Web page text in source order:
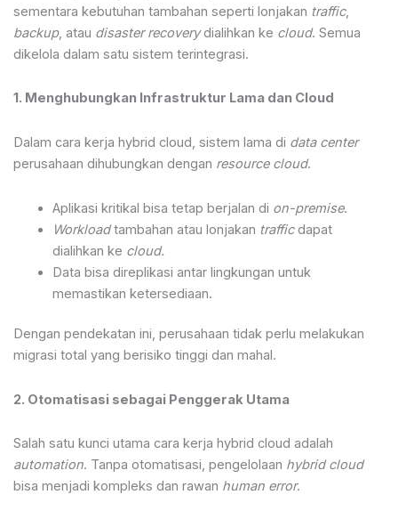
sementara kebutuhan tambahan seperti lonjakan traffic,
backup, atau disaster recoverydialihkan ke cloud. Semua
dikelola dalam satu sistem terintegrasi.
1. Menghubungkan Infrastruktur Lama dan Cloud
Dalam cara kerja hybrid cloud, sistem lama di data center
perusahaan dihubungkan dengan resource cloud.
Aplikasi kritikal bisa tetap berjalan di on-premise.
Workloadtambahan atau lonjakan trafficdapat
dialihkan ke cloud.
Data bisa direplikasi antar lingkungan untuk
memastikan ketersediaan.
Dengan pendekatan ini, perusahaan tidak perlu melakukan
migrasi total yang berisiko tinggi dan mahal.
2. Otomatisasi sebagai Penggerak Utama
Salah satu kunci utama cara kerja hybrid cloud adalah
automation. Tanpa otomatisasi, pengelolaan hybrid cloud
bisa menjadi kompleks dan rawan human error.